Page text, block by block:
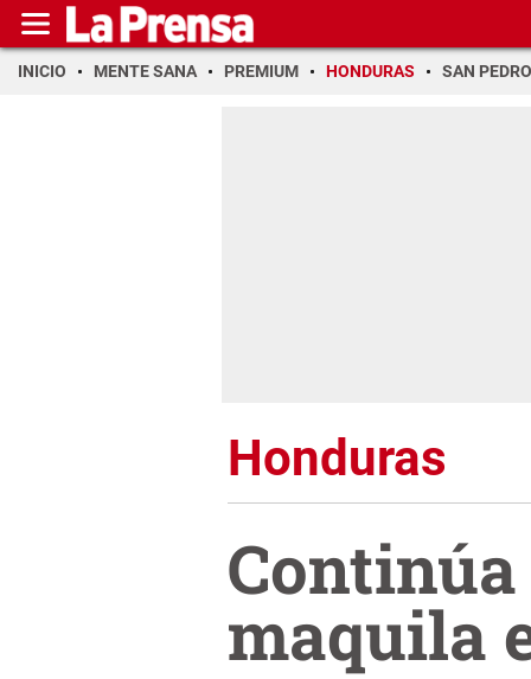
INICIO MENTE SANA PREMIUM HONDURAS SAN PEDRO
Honduras
maquila